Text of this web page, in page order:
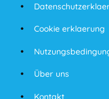
Cookie erklaerung
Über uns
Kontakt